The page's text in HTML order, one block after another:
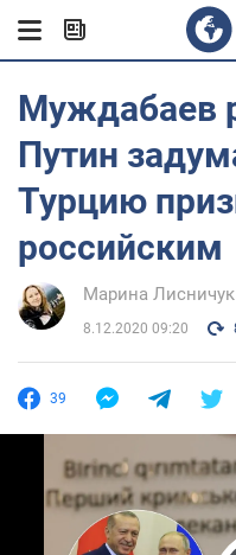
Муждабаев
Путин
Турцию
российским
Марина Лисничук
8.12.2020 09:20
39